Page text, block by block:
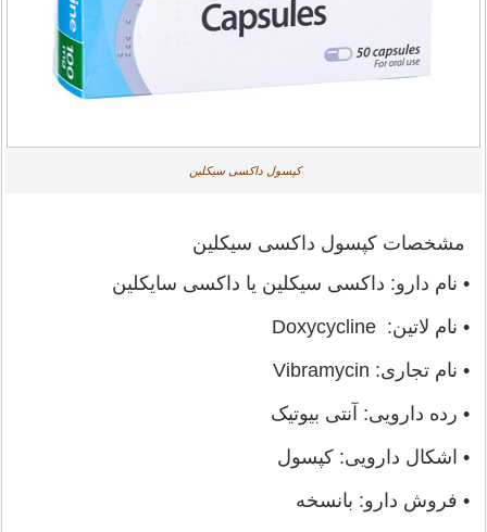
کپسول داکسی سیکلین
مشخصات کپسول داکسی سیکلین
• نام دارو: داکسی سیکلین یا داکسی سایکلین
• نام لاتین: Doxycycline
• نام تجاری: Vibramycin
• رده دارویی: آنتی بیوتیک
• اشکال دارویی: کپسول
• فروش دارو: بانسخه